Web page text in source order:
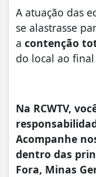
A atuação das
se alastrasse
a contenção
do local ao
Na RCWTV,
Acompanhe
dentro das
Fora, Minas